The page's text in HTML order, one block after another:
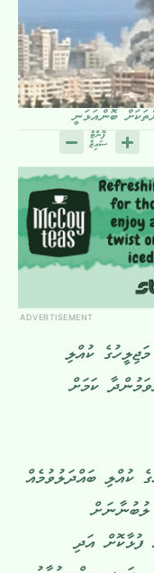
ADVERTISEMENT
ކުއްލި
ކަމަށް
ކުއްލި ބައްދަލުވުމެއް
ފުޅާކޮށް އަދި